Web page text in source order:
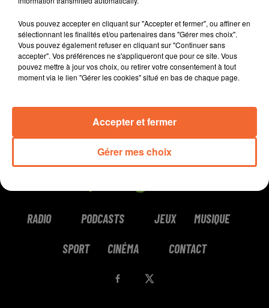
Candidate Nupes
0:00 3 min 50 sec
RADIO PODCASTS JEUX MUSIQUE
SPORT CINÉMA CONTACT
Vous pouvez accepter en cliquant sur "Accepter et fermer", ou affiner en
sélectionnant les finalités et/ou partenaires dans "Gérer mes choix".
Vous pouvez également refuser en cliquant sur "Continuer sans
accepter". Vos préférences ne s'appliqueront que pour ce site. Vous
pouvez mettre à jour vos choix, ou retirer votre consentement à tout
moment via le lien "Gérer les cookies" situé en bas de chaque page.
Gérer mes choix
Accepter et fermer